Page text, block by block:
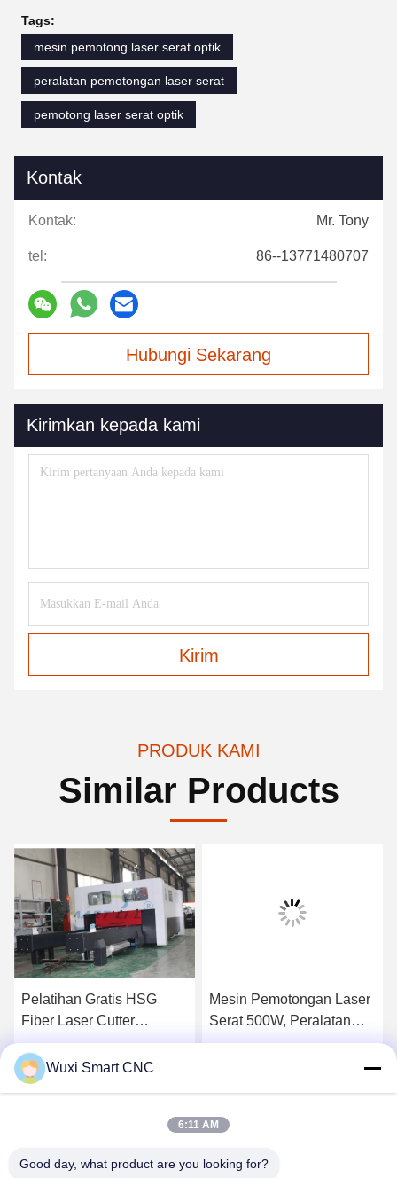
Tags:
mesin pemotong laser serat optik
peralatan pemotongan laser serat
pemotong laser serat optik
Kontak
Kontak: Mr. Tony
tel: 86--13771480707
Hubungi Sekarang
Kirimkan kepada kami
Kirim
PRODUK KAMI
Similar Products
Pelatihan Gratis HSG
Fiber Laser Cutter
Kecepatan Tinggi
Konsumsi Daya Rendah
Dapatkan Harga Terbaik
Mesin Pemotongan Laser
Serat 500W, Peralatan
Pemotongan Laser Serat
Dapatkan Harga Terbaik
Wuxi Smart CNC
6:11 AM
Good day, what product are you looking for?